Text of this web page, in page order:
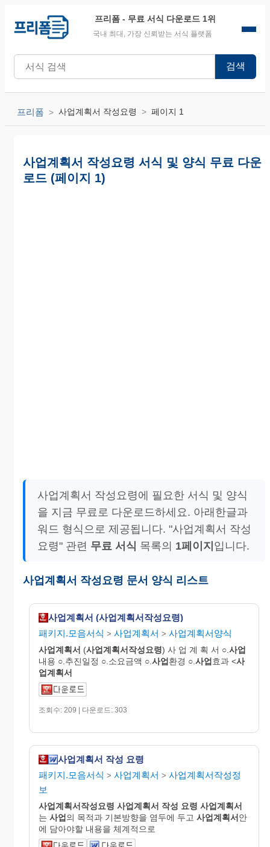
프리폼 - 무료 서식 다운로드 1위
국내 최대, 가장 신뢰받는 서식 플랫폼
검색
프리폼 사업계획서 작성요령 페이지 1
사업계획서 작성요령 서식 및 양식 무료 다운
로드 (페이지 1)
사업계획서 작성요령에 필요한 서식 및 양식
을 지금 무료로 다운로드하세요. 아래한글과
워드 형식으로 제공됩니다. "사업계획서 작성
요령" 관련 무료 서식 목록의 1페이지 입니다.
사업계획서 작성요령 문서 양식 리스트
사업계획서 (사업계획서작성요령)
패키지.모음서식 > 사업계획서 > 사업계획서양식
사업계획서 (사업계획서작성요령) 사 업 계 획 서 ○. 사업
내용 ○.추진일정 ○.소요금액 ○. 사업환경 ○. 사업효과 <사
업계획서
조회수: 209 | 다운로드: 303
사업계획서 작성 요령
패키지.모음서식 > 사업계획서 > 사업계획서작성정
보
사업계획서작성요령 사업계획서 작성 요령 사업계획서
는 사업의 목적과 기본방향을 염두에 두고 사업계획서안
에 담아야할 내용을 체계적으로